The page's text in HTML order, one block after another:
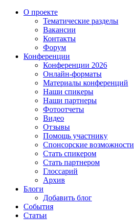
О проекте
Тематические разделы
Вакансии
Контакты
Форум
Конференции
Конференции 2026
Онлайн-форматы
Материалы конференций
Наши спикеры
Наши партнеры
Фотоотчеты
Видео
Отзывы
Помощь участнику
Спонсорские возможности
Стать спикером
Стать партнером
Глоссарий
Архив
Блоги
Добавить блог
События
Статьи